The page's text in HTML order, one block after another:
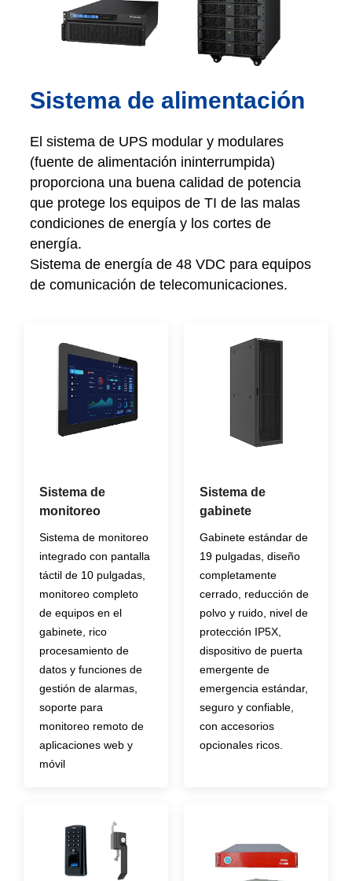
Sistema de alimentación
El sistema de UPS modular y modulares
(fuente de alimentación ininterrumpida)
proporciona una buena calidad de potencia
que protege los equipos de TI de las malas
condiciones de energía y los cortes de
energía.
Sistema de energía de 48 VDC para equipos
de comunicación de telecomunicaciones.
Sistema de
monitoreo
Sistema de monitoreo
integrado con pantalla
táctil de 10 pulgadas,
monitoreo completo
de equipos en el
gabinete, rico
procesamiento de
datos y funciones de
gestión de alarmas,
soporte para
monitoreo remoto de
aplicaciones web y
móvil
Sistema de
gabinete
Gabinete estándar de
19 pulgadas, diseño
completamente
cerrado, reducción de
polvo y ruido, nivel de
protección IP5X,
dispositivo de puerta
emergente de
emergencia estándar,
seguro y confiable,
con accesorios
opcionales ricos.